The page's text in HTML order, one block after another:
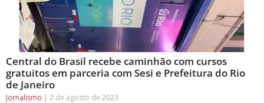
Central do Brasil recebe caminhão com cursos
gratuitos em parceria com Sesi e Prefeitura do Rio
de Janeiro
Jornalismo 2 de agosto de 2023